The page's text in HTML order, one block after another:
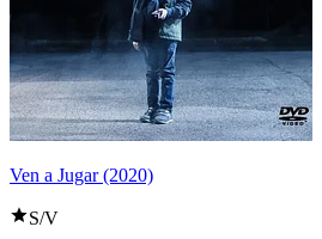
Ven a Jugar (2020)
S/V